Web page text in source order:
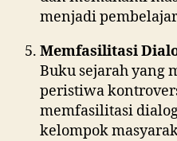
menjadi
Memfasilitasi
Buku sejarah yang
peristiwa
memfasilitasi
kelompok